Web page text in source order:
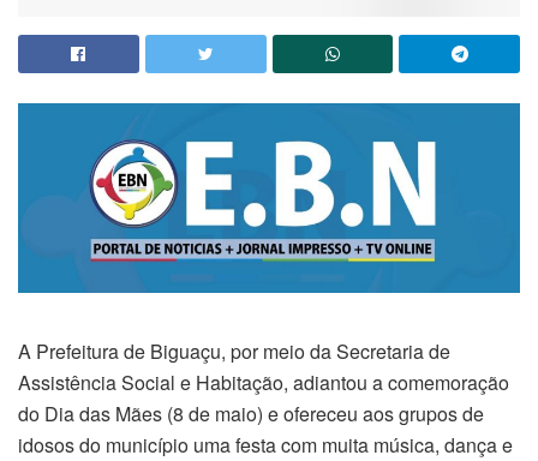
A Prefeitura de Biguaçu, por meio da Secretaria de
Assistência Social e Habitação, adiantou a comemoração
do Dia das Mães (8 de maio) e ofereceu aos grupos de
idosos do município uma festa com muita música, dança e